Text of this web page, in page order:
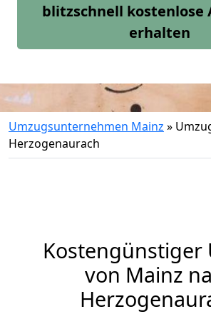
blitzschnell kostenlose
erhalten
Umzugsunternehmen Mainz »
Herzogenaurach
Kostengünstiger
von Mainz